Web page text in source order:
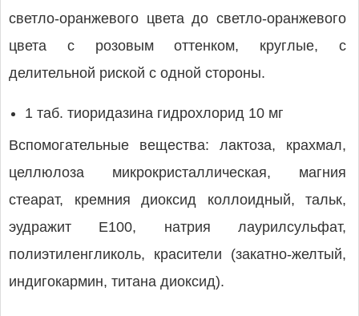
светло-оранжевого цвета до светло-оранжевого
цвета с розовым оттенком, круглые, с
делительной риской с одной стороны.
1 таб. тиоридазина гидрохлорид 10 мг
Вспомогательные вещества: лактоза, крахмал,
целлюлоза микрокристаллическая, магния
стеарат, кремния диоксид коллоидный, тальк,
эудражит Е100, натрия лаурилсульфат,
полиэтиленгликоль, красители (закатно-желтый,
индигокармин, титана диоксид).